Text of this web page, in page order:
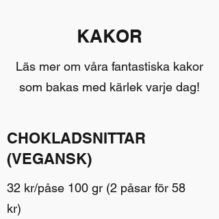
KAKOR
Läs mer om våra fantastiska kakor
som bakas med kärlek varje dag!
CHOKLADSNITTAR
(VEGANSK)
32 kr/påse 100 gr (2 påsar för 58
kr)